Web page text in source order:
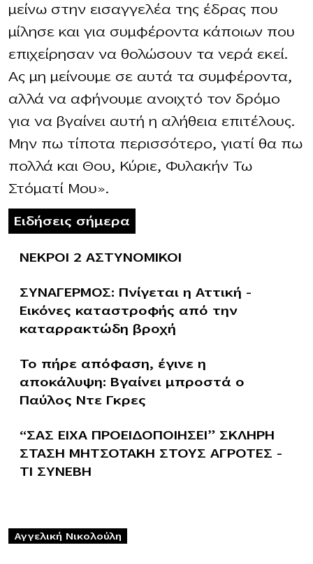
μείνω στην εισαγγελέα της έδρας που
μίλησε και για συμφέροντα κάποιων που
επιχείρησαν να θολώσουν τα νερά εκεί.
Ας μη μείνουμε σε αυτά τα συμφέροντα,
αλλά να αφήνουμε ανοιχτό τον δρόμο
για να βγαίνει αυτή η αλήθεια επιτέλους.
Μην πω τίποτα περισσότερο, γιατί θα πω
πολλά και Θου, Κύριε, Φυλακήν Τω
Στόματί Μου».
Ειδήσεις σήμερα
ΝΕΚΡΟΙ 2 ΑΣΤΥΝΟΜΙΚΟΙ
ΣΥΝΑΓΕΡΜΟΣ: Πνίγεται η Αττική –
Εικόνες καταστροφής από την
καταρρακτώδη βροχή
Το πήρε απόφαση, έγινε η
αποκάλυψη: Βγαίνει μπροστά ο
Παύλος Ντε Γκρες
“ΣΑΣ ΕΙΧΑ ΠΡΟΕΙΔΟΠΟΙΗΣΕΙ” ΣΚΛΗΡΗ
ΣΤΑΣΗ ΜΗΤΣΟΤΑΚΗ ΣΤΟΥΣ ΑΓΡΟΤΕΣ –
ΤΙ ΣΥΝΕΒΗ
Αγγελική Νικολούλη